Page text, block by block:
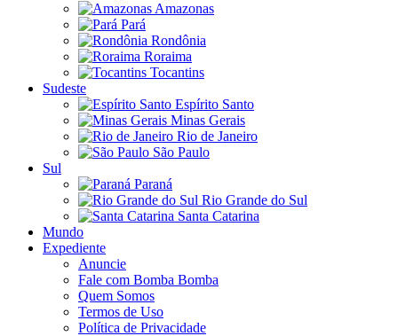
Amazonas
Pará
Rondônia
Roraima
Tocantins
Sudeste
Espírito Santo
Minas Gerais
Rio de Janeiro
São Paulo
Sul
Paraná
Rio Grande do Sul
Santa Catarina
Mundo
Expediente
Anuncie
Fale com Bomba Bomba
Quem Somos
Termos de Uso
Política de Privacidade